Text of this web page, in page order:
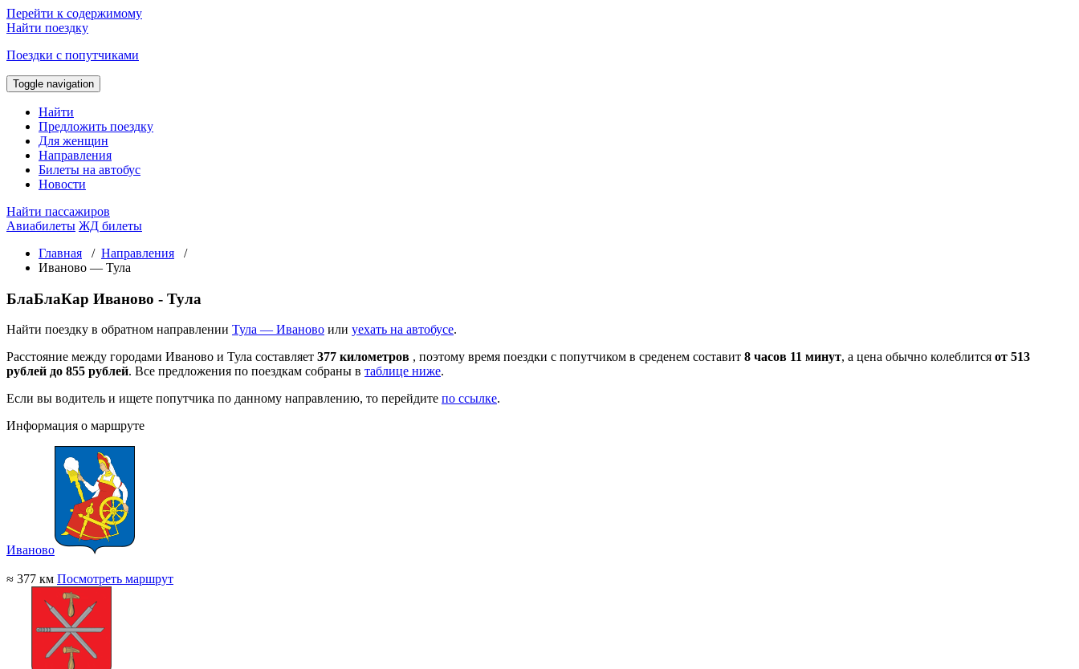
Перейти к содержимому
Найти поездку
Поездки с попутчиками
Toggle navigation
Найти
Предложить поездку
Для женщин
Направления
Билеты на автобус
Новости
Найти пассажиров
Авиабилеты ЖД билеты
Главная / Направления /
Иваново — Тула
БлаБлаКар Иваново - Тула
Найти поездку в обратном направлении Тула — Иваново или уехать на автобусе.
Расстояние между городами Иваново и Тула составляет 377 километров , поэтому время поездки с попутчиком в среденем составит 8 часов 11 минут, а цена обычно колеблится от 513
рублей до 855 рублей. Все предложения по поездкам собраны в таблице ниже.
Если вы водитель и ищете попутчика по данному направлению, то перейдите по ссылке.
Информация о маршруте
Иваново
≈ 377 км Посмотреть маршрут